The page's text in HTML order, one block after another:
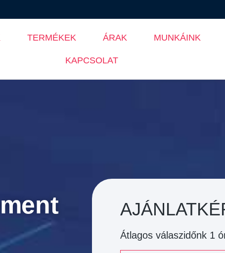
TERMÉKEK ÁRAK MUNKÁINK
KAPCSOLAT
Átlagos válaszidőnk 1